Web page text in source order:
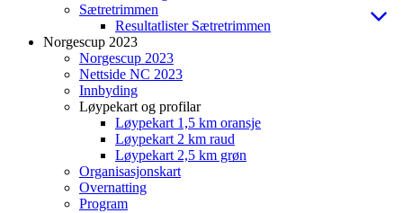
Sætretrimmen
Resultatlister Sætretrimmen
Norgescup 2023
Norgescup 2023
Nettside NC 2023
Innbyding
Løypekart og profilar
Løypekart 1,5 km oransje
Løypekart 2 km raud
Løypekart 2,5 km grøn
Organisasjonskart
Overnatting
Program